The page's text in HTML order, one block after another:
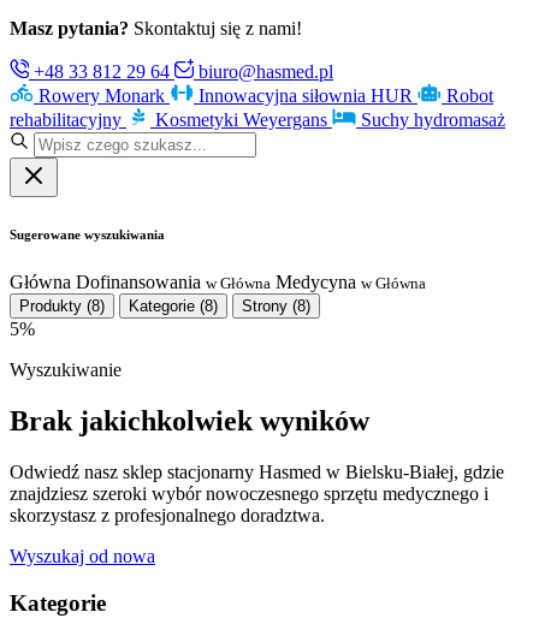
Masz pytania? Skontaktuj się z nami!
+48 33 812 29 64
biuro@hasmed.pl
Rowery Monark
Innowacyjna siłownia HUR
Robot
rehabilitacyjny
Kosmetyki Weyergans Suchy hydromasaż
Sugerowane wyszukiwania
Główna Dofinansowania w Główna Medycyna w Główna
Produkty (8) Kategorie (8) Strony (8)
5%
Wyszukiwanie
Brak jakichkolwiek wyników
Odwiedź nasz sklep stacjonarny Hasmed w Bielsku-Białej, gdzie
znajdziesz szeroki wybór nowoczesnego sprzętu medycznego i
skorzystasz z profesjonalnego doradztwa.
Wyszukaj od nowa
Kategorie